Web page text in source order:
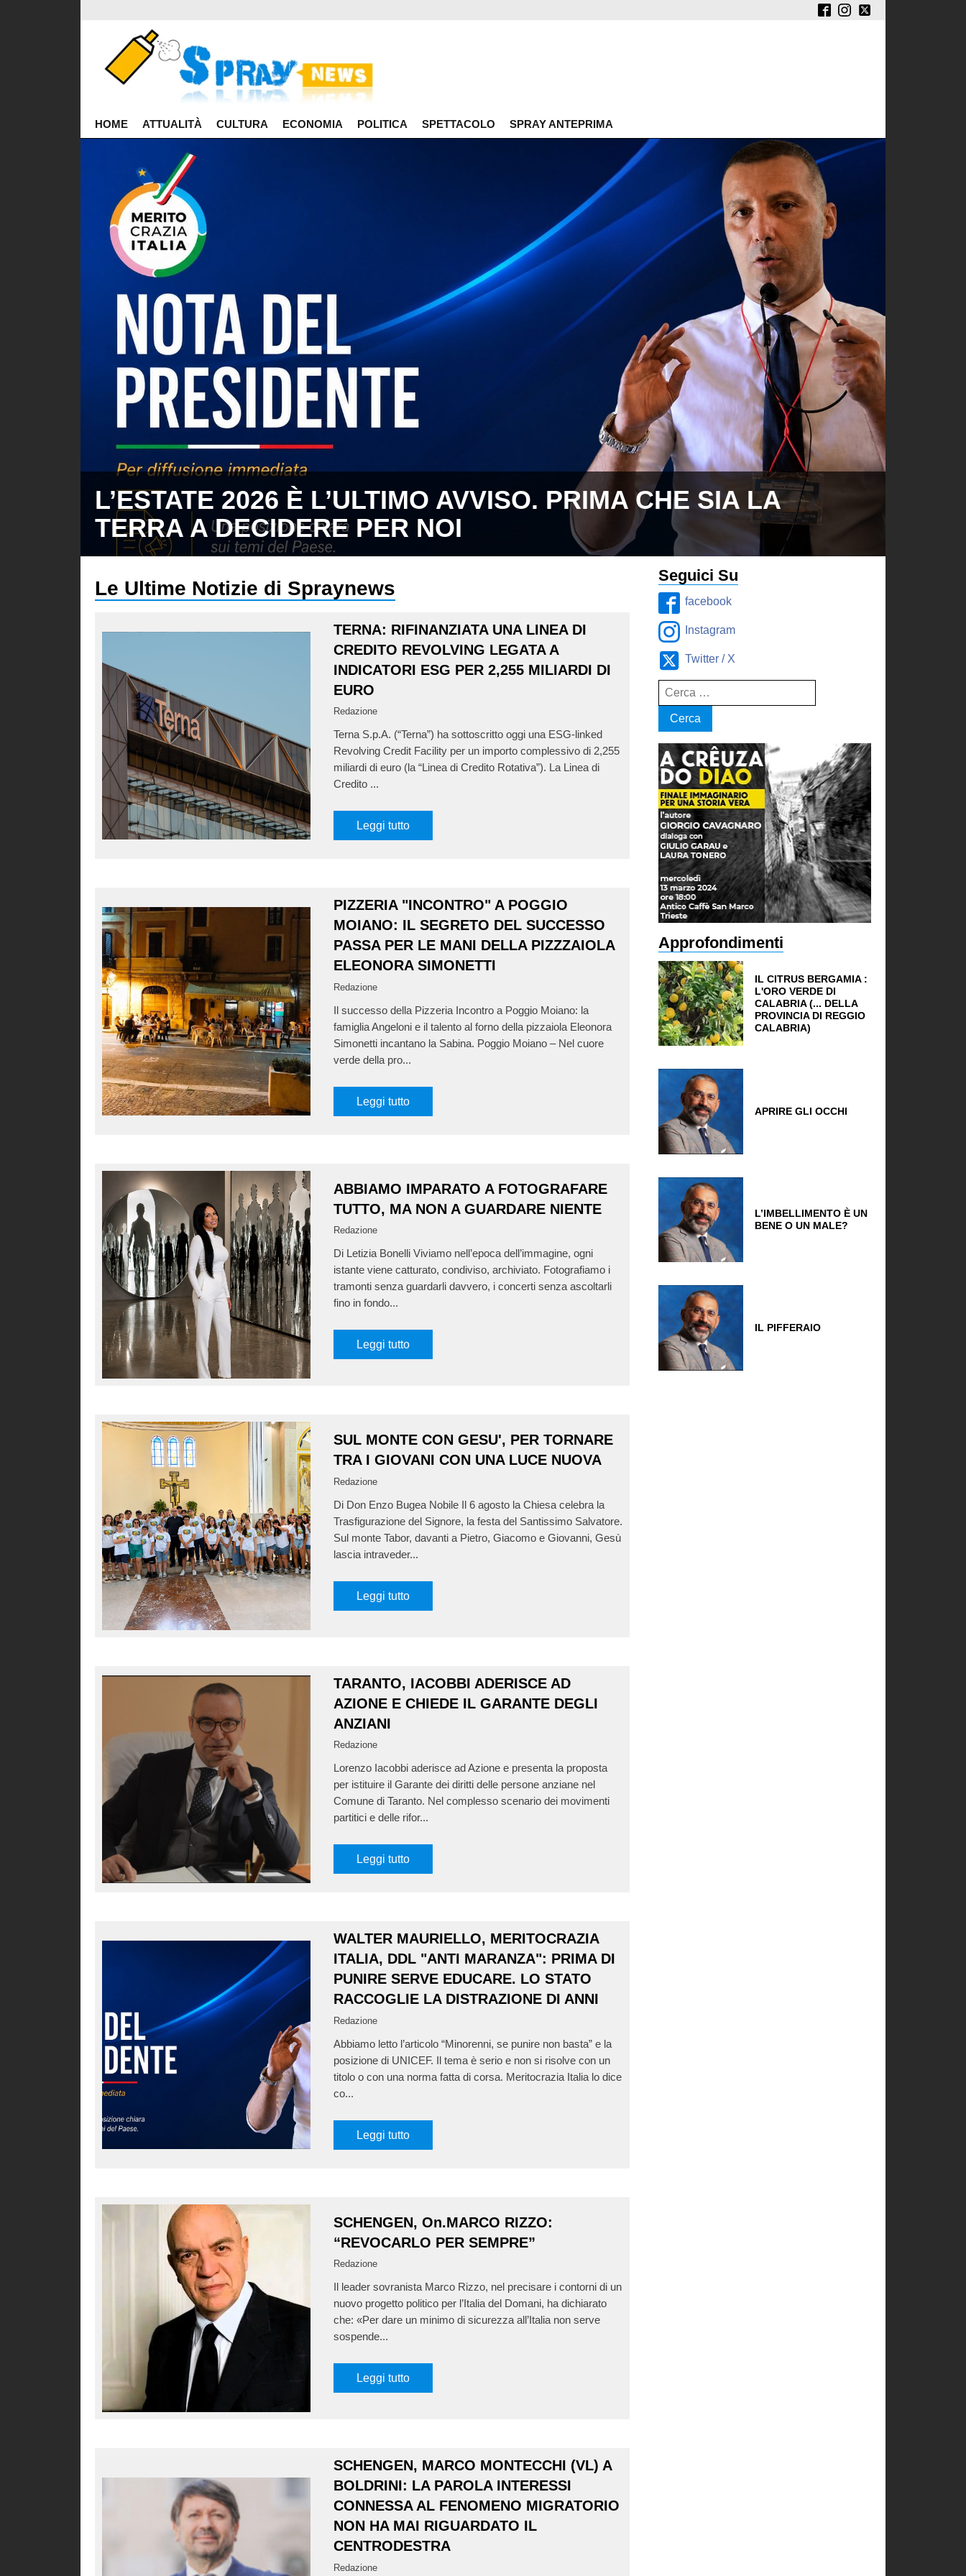
HOME ATTUALITÀ CULTURA ECONOMIA POLITICA SPETTACOLO SPRAY ANTEPRIMA
L’ESTATE 2026 È L’ULTIMO AVVISO. PRIMA CHE SIA LA
TERRA A DECIDERE PER NOI
Le Ultime Notizie di Spraynews
TERNA: RIFINANZIATA UNA LINEA DI
CREDITO REVOLVING LEGATA A
INDICATORI ESG PER 2,255 MILIARDI DI
EURO
Redazione
Terna S.p.A. (“Terna”) ha sottoscritto oggi una ESG-linked
Revolving Credit Facility per un importo complessivo di 2,255
miliardi di euro (la “Linea di Credito Rotativa”). La Linea di
Credito ...
Leggi tutto
PIZZERIA "INCONTRO" A POGGIO
MOIANO: IL SEGRETO DEL SUCCESSO
PASSA PER LE MANI DELLA PIZZZAIOLA
ELEONORA SIMONETTI
Redazione
Il successo della Pizzeria Incontro a Poggio Moiano: la
famiglia Angeloni e il talento al forno della pizzaiola Eleonora
Simonetti incantano la Sabina. Poggio Moiano – Nel cuore
verde della pro...
Leggi tutto
ABBIAMO IMPARATO A FOTOGRAFARE
TUTTO, MA NON A GUARDARE NIENTE
Redazione
Di Letizia Bonelli Viviamo nell’epoca dell’immagine, ogni
istante viene catturato, condiviso, archiviato. Fotografiamo i
tramonti senza guardarli davvero, i concerti senza ascoltarli
fino in fondo...
Leggi tutto
SUL MONTE CON GESU', PER TORNARE
TRA I GIOVANI CON UNA LUCE NUOVA
Redazione
Di Don Enzo Bugea Nobile Il 6 agosto la Chiesa celebra la
Trasfigurazione del Signore, la festa del Santissimo Salvatore.
Sul monte Tabor, davanti a Pietro, Giacomo e Giovanni, Gesù
lascia intraveder...
Leggi tutto
TARANTO, IACOBBI ADERISCE AD
AZIONE E CHIEDE IL GARANTE DEGLI
ANZIANI
Redazione
Lorenzo Iacobbi aderisce ad Azione e presenta la proposta
per istituire il Garante dei diritti delle persone anziane nel
Comune di Taranto. Nel complesso scenario dei movimenti
partitici e delle rifor...
Leggi tutto
WALTER MAURIELLO, MERITOCRAZIA
ITALIA, DDL "ANTI MARANZA": PRIMA DI
PUNIRE SERVE EDUCARE. LO STATO
RACCOGLIE LA DISTRAZIONE DI ANNI
Redazione
Abbiamo letto l’articolo “Minorenni, se punire non basta” e la
posizione di UNICEF. Il tema è serio e non si risolve con un
titolo o con una norma fatta di corsa. Meritocrazia Italia lo dice
co...
Leggi tutto
SCHENGEN, On.MARCO RIZZO:
“REVOCARLO PER SEMPRE”
Redazione
Il leader sovranista Marco Rizzo, nel precisare i contorni di un
nuovo progetto politico per l’Italia del Domani, ha dichiarato
che: «Per dare un minimo di sicurezza all’Italia non serve
sospende...
Leggi tutto
SCHENGEN, MARCO MONTECCHI (VL) A
BOLDRINI: LA PAROLA INTERESSI
CONNESSA AL FENOMENO MIGRATORIO
NON HA MAI RIGUARDATO IL
CENTRODESTRA
Redazione
Seguici Su
facebook
Instagram
Twitter / X
Ricerca
per:
Approfondimenti
IL CITRUS BERGAMIA :
L'ORO VERDE DI
CALABRIA (... DELLA
PROVINCIA DI REGGIO
CALABRIA)
APRIRE GLI OCCHI
L’IMBELLIMENTO È UN
BENE O UN MALE?
IL PIFFERAIO